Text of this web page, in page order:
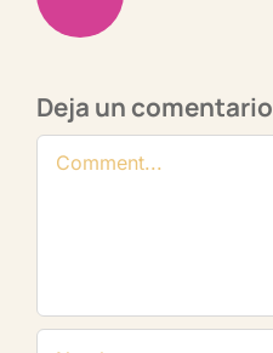
Deja un comentario
Comentario